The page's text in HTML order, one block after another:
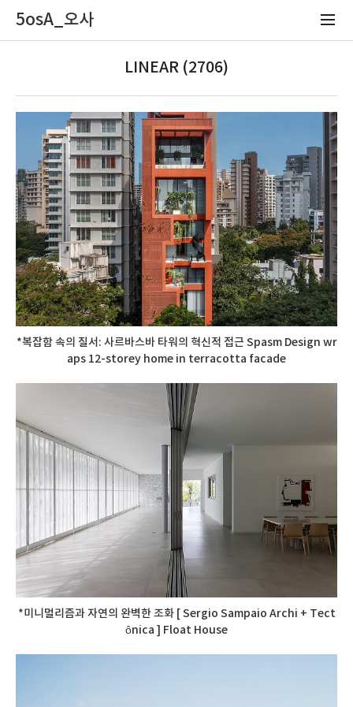
5osA_오사
LINEAR (2706)
*복잡함 속의 질서: 사르바스바 타워의 혁신적 접근 Spasm Design wr
aps 12-storey home in terracotta facade
*미니멀리즘과 자연의 완벽한 조화 [ Sergio Sampaio Archi + Tect
ônica ] Float House